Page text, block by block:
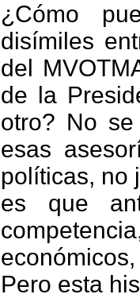
¿Cómo
disímiles
del
de la
otro? No
esas
políticas, no
es que
Pero esta